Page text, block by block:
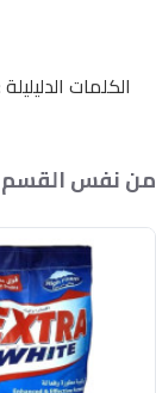
الكلمات
من نفس القسم